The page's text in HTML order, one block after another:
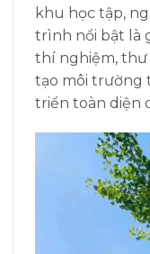
khu học tập,
trình nổi bật là
thí nghiệm, thư
tạo môi trường
triển toàn diện